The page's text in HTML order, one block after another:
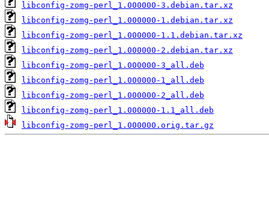
libconfig-zomg-perl_1.000000-3.debian.tar.xz
libconfig-zomg-perl_1.000000-1.debian.tar.xz
libconfig-zomg-perl_1.000000-1.1.debian.tar.xz
libconfig-zomg-perl_1.000000-2.debian.tar.xz
libconfig-zomg-perl_1.000000-3_all.deb
libconfig-zomg-perl_1.000000-1_all.deb
libconfig-zomg-perl_1.000000-2_all.deb
libconfig-zomg-perl_1.000000-1.1_all.deb
libconfig-zomg-perl_1.000000.orig.tar.gz